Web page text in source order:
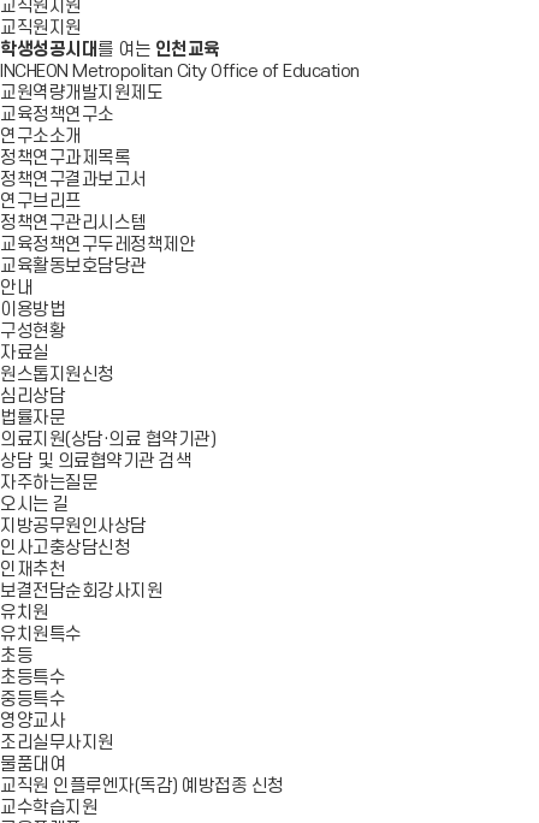
교직원지원
교직원지원
학생성공시대 를 여는 인천교육
INCHEON Metropolitan City Office of Education
교원역량개발지원제도
교육정책연구소
연구소소개
정책연구과제목록
정책연구결과보고서
연구브리프
정책연구관리시스템
교육정책연구두레정책제안
교육활동보호담당관
안내
이용방법
구성현황
자료실
원스톱지원신청
심리상담
법률자문
의료지원(상담·의료 협약기관)
상담 및 의료협약기관 검색
자주하는질문
오시는 길
지방공무원인사상담
인사고충상담신청
인재추천
보결전담순회강사지원
유치원
유치원특수
초등
초등특수
중등특수
영양교사
조리실무사지원
물품대여
교직원 인플루엔자(독감) 예방접종 신청
교수학습지원